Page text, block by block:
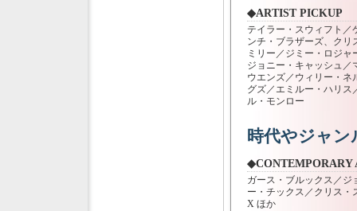
◆ARTIST PICKUP
テイラー・スウィフト／
ンチ・ブラザーズ、クリ
ミリー／ジミー・ロジ
ジョニー・キャッシュ／
ウエンズ／ウィリー・ネ
グズ／エミルー・ハリス
ル・モンロー
時代やジャ
◆CONTEMPORARY
ガース・ブルックス／ジ
ー・チックス／クリス・
X ほか